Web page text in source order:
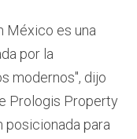
México es una
por la
modernos", dijo
Prologis Property
posicionada para